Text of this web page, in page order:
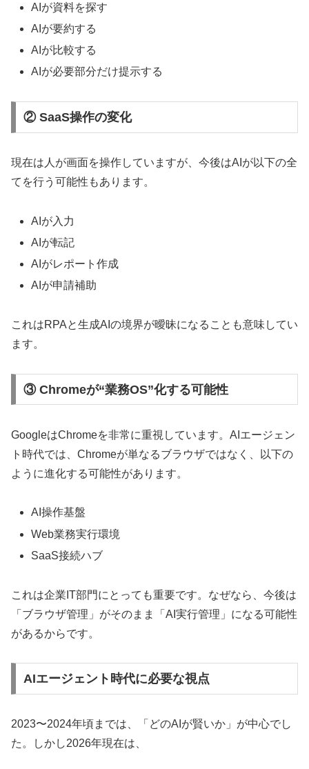
AIが資料を探す
AIが要約する
AIが比較する
AIが必要部分だけ提示する
② SaaS操作の変化
現在は人が画面を操作していますが、今後はAIが以下の全
てを行う可能性もあります。
AIが入力
AIが転記
AIがレポート作成
AIが申請補助
これはRPAと生成AIの境界が曖昧になることも意味してい
ます。
③ Chromeが“業務OS”化する可能性
GoogleはChromeを非常に重視しています。AIエージェン
ト時代では、Chromeが単なるブラウザではなく、以下の
ように進化する可能性があります。
AI操作基盤
Web業務実行環境
SaaS接続ハブ
これは企業IT部門にとっても重要です。なぜなら、今後は
「ブラウザ管理」がそのまま「AI実行管理」になる可能性
があるからです。
AIエージェント時代に必要な視点
2023〜2024年頃までは、「どのAIが賢いか」が中心でし
た。しかし2026年現在は、